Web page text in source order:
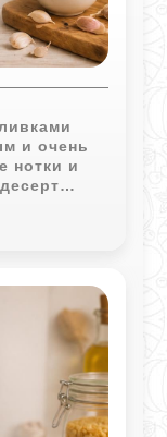
и очень
нотки и